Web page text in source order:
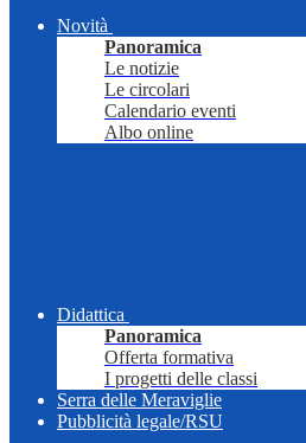
Novità
Panoramica
Le notizie
Le circolari
Calendario eventi
Albo online
Didattica
Panoramica
Offerta formativa
I progetti delle classi
Serra delle Meraviglie
Pubblicità legale/RSU